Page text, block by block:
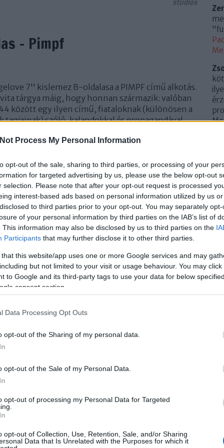
Process My Personal Information
opt-out of the sale, sharing to third parties, or processing of your
for targeted advertising by us, please use the below opt-out
selection. Please note that after your opt-out request is processed
interest-based ads based on personal information utilized by us
to third parties prior to your opt-out. You may separately
of your personal information by third parties on the IAB’s list of
This information may also be disclosed by us to third parties on the
Participants that may further disclose it to other third parties.
that this website/app uses one or more Google services and may
but not limited to your visit or usage behaviour. You may
to Google and its third-party tags to use your data for below
consent section.
Data Processing Opt Outs
opt-out of the Sharing of my personal data.
opt-out of the Sale of my Personal Data.
opt-out of processing my Personal Data for Targeted
opt-out of Collection, Use, Retention, Sale, and/or Sharing
Data that Is Unrelated with the Purposes for which it
- Pimpf
7'' kislemez B-oldalasa a PIMPF című alkotás.
tárgya máig, hogy honnan származik: valóban
között egy ilyen című, fiataloknak (különösen a
tagjainak) szóló, kalandokkal és propagandával
TOVÁBB
Szólj hozzá!
klip hitler kiadvány dokumentumfilm jubileum alan
philip glass kislemez museo dave bascombe pimpf b-
oldalasok super deluxe edition
volt berendezve, nagyon jó hangzást és
Volt benne egy lépcsőház is, amelyet sokat
rögzítésékor…
Szólj hozzá!
.